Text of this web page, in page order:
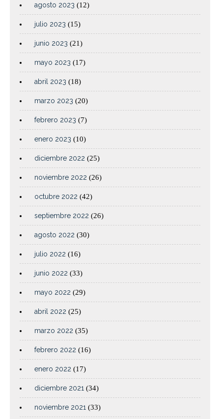
agosto 2023 (12)
julio 2023 (15)
junio 2023 (21)
mayo 2023 (17)
abril 2023 (18)
marzo 2023 (20)
febrero 2023 (7)
enero 2023 (10)
diciembre 2022 (25)
noviembre 2022 (26)
octubre 2022 (42)
septiembre 2022 (26)
agosto 2022 (30)
julio 2022 (16)
junio 2022 (33)
mayo 2022 (29)
abril 2022 (25)
marzo 2022 (35)
febrero 2022 (16)
enero 2022 (17)
diciembre 2021 (34)
noviembre 2021 (33)